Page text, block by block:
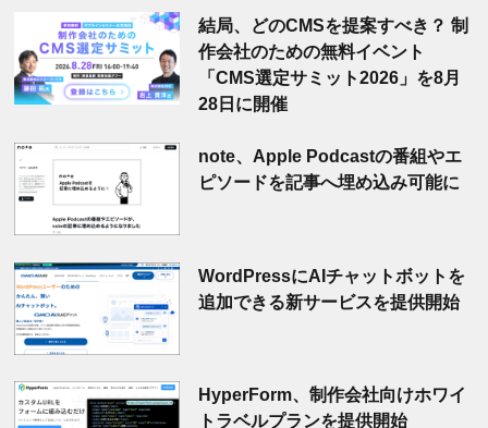
結局、どのCMSを提案すべき？ 制
作会社のための無料イベント
「CMS選定サミット2026」を8月
28日に開催
note、Apple Podcastの番組やエ
ピソードを記事へ埋め込み可能に
WordPressにAIチャットボットを
追加できる新サービスを提供開始
HyperForm、制作会社向けホワイ
トラベルプランを提供開始